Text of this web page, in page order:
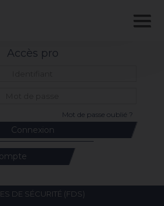
Accès pro
Mot de passe oublié ?
DE SÉCURITÉ (FDS)